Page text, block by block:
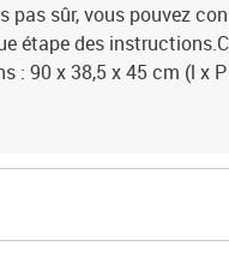
pas sûr, vous pouvez
étape des
: 90 x 38,5 x 45 cm (l x